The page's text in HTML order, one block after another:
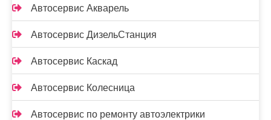
Автосервис Акварель
Автосервис ДизельСтанция
Автосервис Каскад
Автосервис Колесница
Автосервис по ремонту автоэлектрики